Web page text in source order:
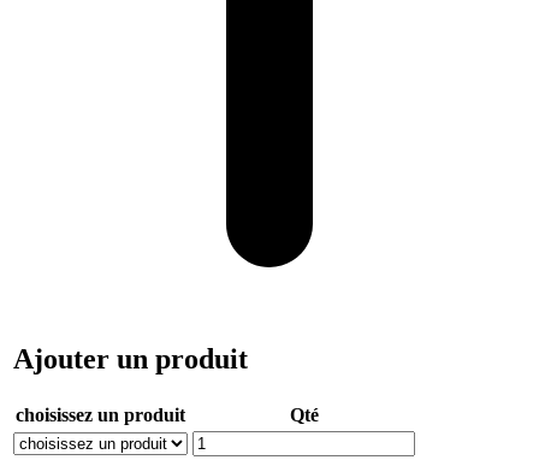
Ajouter un produit
choisissez un produit Qté